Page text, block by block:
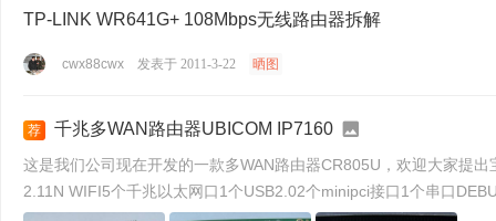
TP-LINK WR641G+ 108Mbps无线路由器拆解
cwx88cwx 发表于 2011-3-22 晒图
荐 千兆多WAN路由器UBICOM IP7160
这是我们公司现在开发的一款多WAN路由器CR805U，欢迎大家提出宝贵建议！ CPU:IP7160 550M以太网芯片：BCM5395SKFBGSPI
2.11N WIFI5个千兆以太网口1个USB2.02个minipci接口1个串口